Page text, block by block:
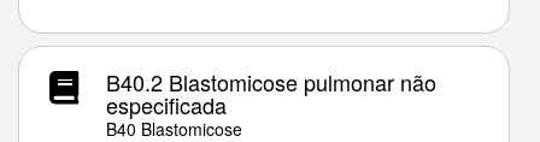
B40.2 Blastomicose pulmonar não
especificada
B40 Blastomicose